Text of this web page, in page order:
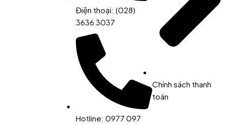
Điện thoại: (028)
3636 3037
Hotline: 0977 097
Chính sách thanh
toán